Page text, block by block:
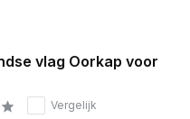
vlag Oorkap voor
Vergelijk